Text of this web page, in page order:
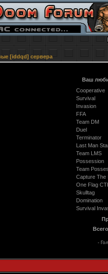
[iddqd] сервера
Ваш
Cooperative
Survival
Invasion
FFA
Team DM
Duel
Terminator
Last Man
Team LMS
Possession
Team
Capture The
One Flag
Skulltag
Domination
Survival
-